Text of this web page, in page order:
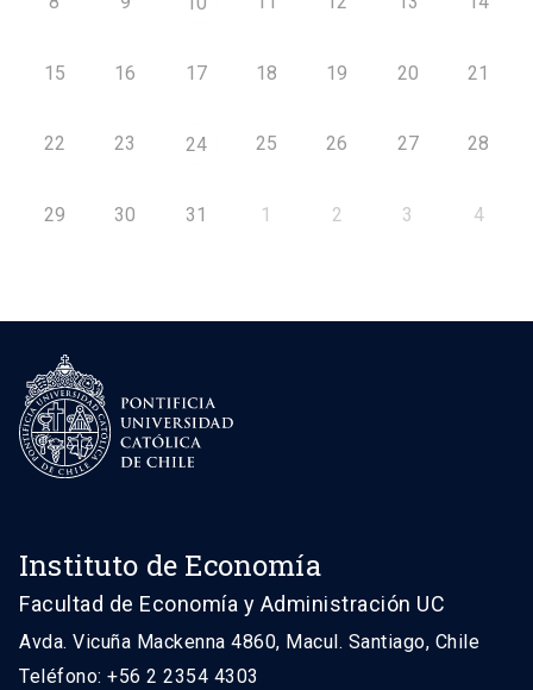
15 16 17 18 19 20 21
22 23 24 25 26 27 28
29 30 31 1 2 3 4
Instituto de Economía
Facultad de Economía y Administración UC
Avda. Vicuña Mackenna 4860, Macul. Santiago, Chile
Teléfono: +56 2 2354 4303